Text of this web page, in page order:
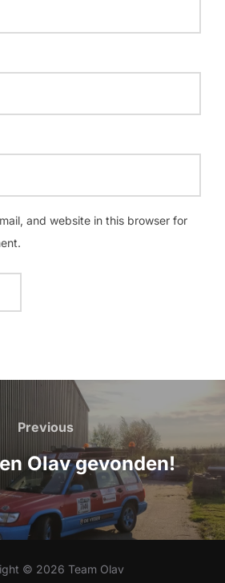
and website in this browser for
Previous
Previous
Olav gevonden!
© 2026 Team Olav